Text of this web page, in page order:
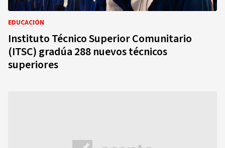
EDUCACIÓN
Instituto Técnico Superior Comunitario
(ITSC) gradúa 288 nuevos técnicos
superiores